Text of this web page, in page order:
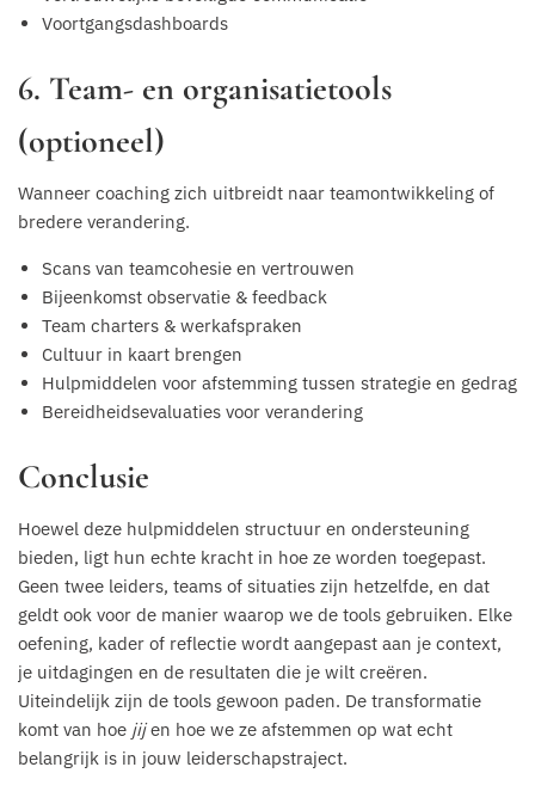
Voortgangsdashboards
6. Team- en organisatietools
(optioneel)
Wanneer coaching zich uitbreidt naar teamontwikkeling of
bredere verandering.
Scans van teamcohesie en vertrouwen
Bijeenkomst observatie & feedback
Team charters & werkafspraken
Cultuur in kaart brengen
Hulpmiddelen voor afstemming tussen strategie en gedrag
Bereidheidsevaluaties voor verandering
Conclusie
Hoewel deze hulpmiddelen structuur en ondersteuning
bieden, ligt hun echte kracht in hoe ze worden toegepast.
Geen twee leiders, teams of situaties zijn hetzelfde, en dat
geldt ook voor de manier waarop we de tools gebruiken. Elke
oefening, kader of reflectie wordt aangepast aan je context,
je uitdagingen en de resultaten die je wilt creëren.
Uiteindelijk zijn de tools gewoon paden. De transformatie
komt van hoe jijen hoe we ze afstemmen op wat echt
belangrijk is in jouw leiderschapstraject.